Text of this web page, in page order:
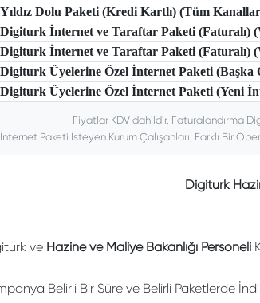
Yıldız Dolu Paketi (Kredi Kartlı) (Tüm
Digiturk İnternet ve Taraftar Paketi (Faturalı)
Digiturk İnternet ve Taraftar Paketi (Faturalı)
Digiturk Üyelerine Özel İnternet Paketi (Başka
Digiturk Üyelerine Özel İnternet Paketi (Yeni
Fiyatlar KDV dahildir. Faturalandırma
İnternet Paketi İsteyen Kurum Çalışanları, Farklı Bir
Digiturk
ve Hazine ve Maliye Bakanlığı Personeli
Belirli Bir Süre ve Belirli Paketlerde